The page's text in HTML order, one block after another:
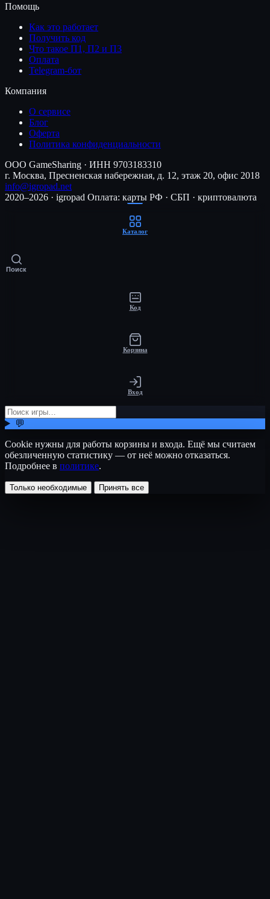
Помощь
Как это работает
Получить код
Что такое П1, П2 и П3
Оплата
Telegram-бот
Компания
О сервисе
Блог
Оферта
Политика конфиденциальности
ООО GameSharing · ИНН 9703183310
г. Москва, Пресненская набережная, д. 12, этаж 20, офис 2018
info@igropad.net
2020–2026 · igropad Оплата: карты РФ · СБП · криптовалюта
Каталог
Поиск
Код
Корзина
Вход
💬
Cookie нужны для работы корзины и входа. Ещё мы считаем
обезличенную статистику — от неё можно отказаться.
Подробнее в политике.
Только необходимые Принять все